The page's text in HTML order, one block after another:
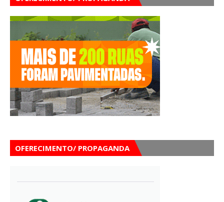
OFERECIMENTO/ PROPAGANDA